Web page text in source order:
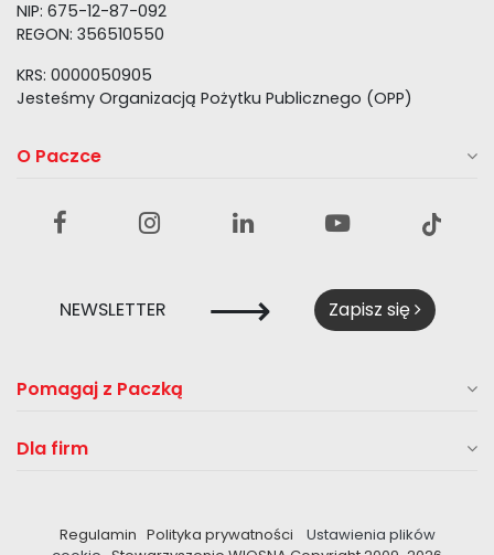
NIP: 675-12-87-092
REGON: 356510550
KRS: 0000050905
Jesteśmy Organizacją Pożytku Publicznego (OPP)
O Paczce
NEWSLETTER ⟶ Zapisz się
Pomagaj z Paczką
Dla firm
Regulamin Polityka prywatności
Ustawienia plików